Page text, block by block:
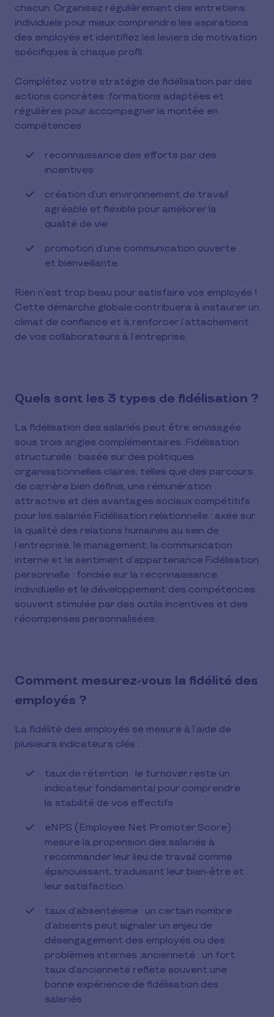
chacun. Organisez régulièrement des entretiens
individuels pour mieux comprendre les aspirations
des employés et identifiez les leviers de motivation
spécifiques à chaque profil.
Complétez votre stratégie de fidélisation par des
actions concrètes :formations adaptées et
régulières pour accompagner la montée en
compétences
reconnaissance des efforts par des
incentives
création d’un environnement de travail
agréable et flexible pour améliorer la
qualité de vie
promotion d’une communication ouverte
et bienveillante.
Rien n’est trop beau pour satisfaire vos employés !
Cette démarche globale contribuera à instaurer un
climat de confiance et à renforcer l’attachement
de vos collaborateurs à l’entreprise.
Quels sont les 3 types de fidélisation ?
La fidélisation des salariés peut être envisagée
sous trois angles complémentaires :Fidélisation
structurelle : basée sur des politiques
organisationnelles claires, telles que des parcours
de carrière bien définis, une rémunération
attractive et des avantages sociaux compétitifs
pour les salariés.Fidélisation relationnelle : axée sur
la qualité des relations humaines au sein de
l’entreprise, le management, la communication
interne et le sentiment d’appartenance.Fidélisation
personnelle : fondée sur la reconnaissance
individuelle et le développement des compétences,
souvent stimulée par des outils incentives et des
récompenses personnalisées.
Comment mesurez-vous la fidélité des
employés ?
La fidélité des employés se mesure à l’aide de
plusieurs indicateurs clés :
taux de rétention : le turnover reste un
indicateur fondamental pour comprendre
la stabilité de vos effectifs
eNPS (Employee Net Promoter Score) :
mesure la propension des salariés à
recommander leur lieu de travail comme
épanouissant, traduisant leur bien-être et
leur satisfaction
taux d’absentéisme : un certain nombre
d’absents peut signaler un enjeu de
désengagement des employés ou des
problèmes internes ;ancienneté : un fort
taux d’ancienneté reflète souvent une
bonne expérience de fidélisation des
salariés